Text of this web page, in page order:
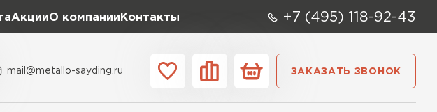
АкцииО компании Контакты +7 (495) 118-92-43
mail@metallo-sayding.ru ЗАКАЗАТЬ ЗВОНОК